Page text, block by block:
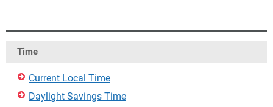
Time
Current Local Time
Daylight Savings Time